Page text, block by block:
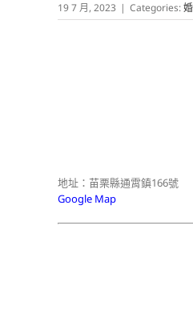
19 7 月, 2023 | Categories:
地址：苗栗縣通霄鎮166號
Google Map